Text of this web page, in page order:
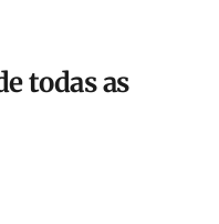
todas as